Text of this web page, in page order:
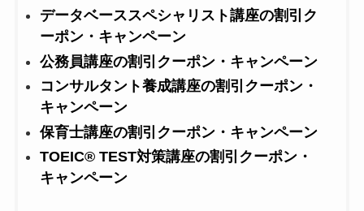
データベーススペシャリスト講座の割引ク
ーポン・キャンペーン
公務員講座の割引クーポン・キャンペーン
コンサルタント養成講座の割引クーポン・
キャンペーン
保育士講座の割引クーポン・キャンペーン
TOEIC® TEST対策講座の割引クーポン・
キャンペーン